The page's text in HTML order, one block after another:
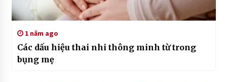
1 năm ago
Các dấu hiệu thai nhi thông minh từ trong
bụng mẹ